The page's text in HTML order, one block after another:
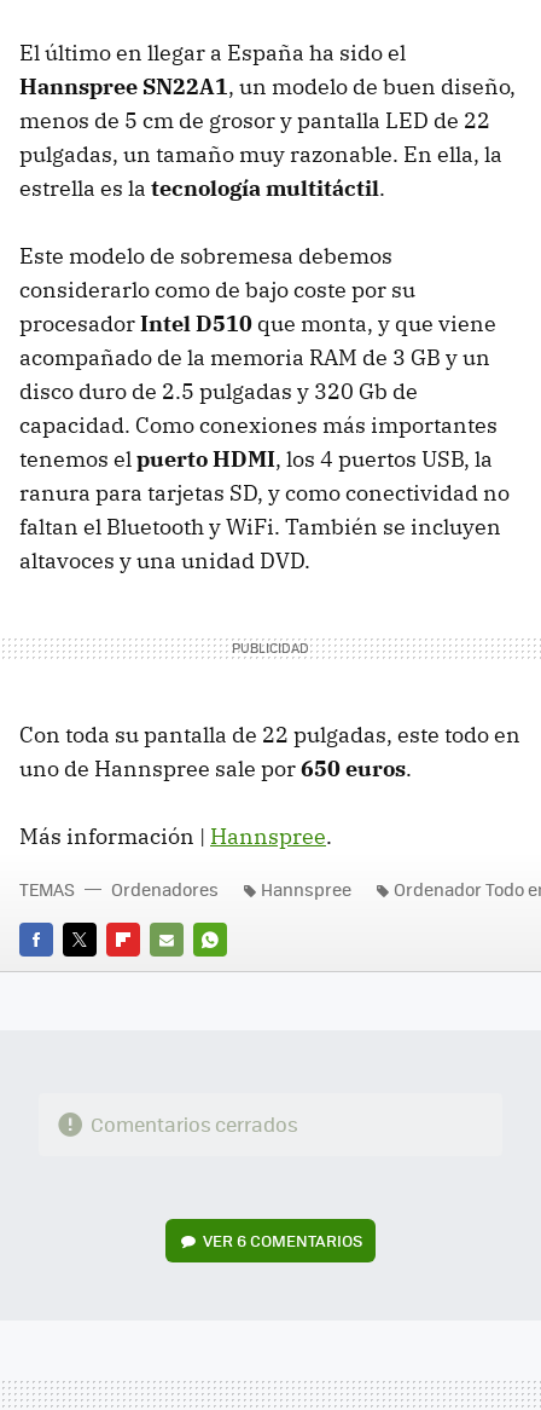
El último en llegar a España ha sido el
Hannspree SN22A1, un modelo de buen diseño,
menos de 5 cm de grosor y pantalla LED de 22
pulgadas, un tamaño muy razonable. En ella, la
estrella es la tecnología multitáctil.
Este modelo de sobremesa debemos
considerarlo como de bajo coste por su
procesadorIntel D510 que monta, y que viene
acompañado de la memoria RAM de 3 GB y un
disco duro de 2.5 pulgadas y 320 Gb de
capacidad. Como conexiones más importantes
tenemos elpuerto HDMI, los 4 puertos USB, la
ranura para tarjetas SD, y como conectividad no
faltan el Bluetooth y WiFi. También se incluyen
altavoces y una unidad DVD.
Con toda su pantalla de 22 pulgadas, este todo en
uno de Hannspree sale por650 euros.
Más información | Hannspree.
FACEBOOK
TWITTERFLIPBOARD
E-
WHATSAPP
TEMAS Ordenadores Hannspree Ordenador Todo
Comentarios cerrados
VER6 COMENTARIOS